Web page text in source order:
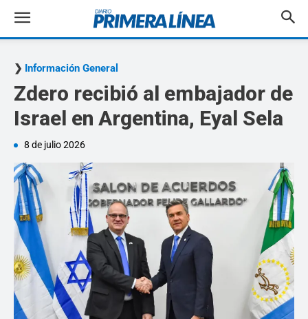
Información General
Zdero recibió al embajador de
Israel en Argentina, Eyal Sela
8 de julio 2026